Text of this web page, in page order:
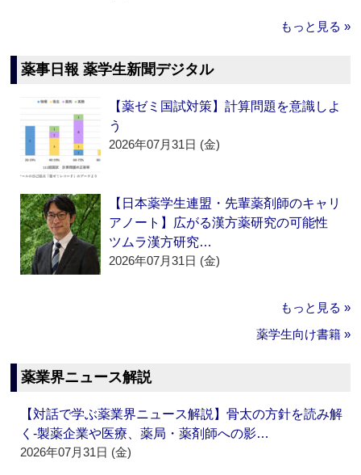
もっと見る »
薬事日報 薬学生新聞デジタル
【薬ゼミ国試対策】計算問題を意識しよ
う
2026年07月31日 (金)
【日本薬学生連盟・先輩薬剤師のキャリ
アノート】広がる漢方薬研究の可能性
ツムラ漢方研究…
2026年07月31日 (金)
もっと見る »
薬学生向け書籍 »
薬業界ニュース解説
【対話で学ぶ薬業界ニュース解説】骨太の方針を読み解
く‐製薬企業や医療、薬局・薬剤師への影…
2026年07月31日 (金)